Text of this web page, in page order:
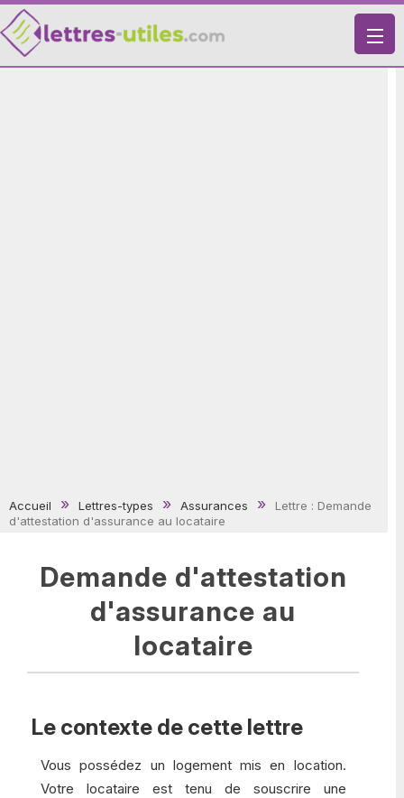
X
Accueil Lettres-types Assurances
Lettre : Demande
d'attestation d'assurance au locataire
Demande d'attestation
d'assurance au
locataire
Le contexte de cette lettre
Vous possédez un logement mis en location.
Votre locataire est tenu de souscrire une